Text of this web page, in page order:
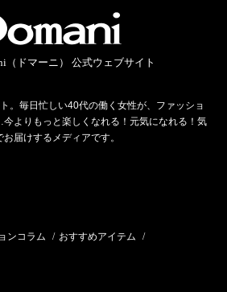
（ドマーニ） 公式ウェブサイト
。毎日忙しい40代の働く女性が、ファッショ
よりもっと楽しくなれる！元気になれる！気
届けするメディアです。
ンコラム / おすすめアイテム /